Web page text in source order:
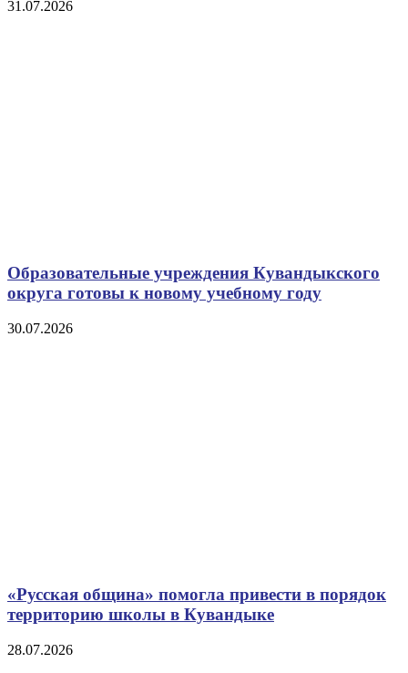
31.07.2026
Образовательные учреждения Кувандыкского
округа готовы к новому учебному году
30.07.2026
«Русская община» помогла привести в порядок
территорию школы в Кувандыке
28.07.2026